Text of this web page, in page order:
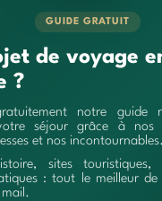
GUIDE GRATUIT
de voyage
?
notre guide
séjour grâce à nos
et nos incontournables.
sites touristiques,
: tout le meilleur de